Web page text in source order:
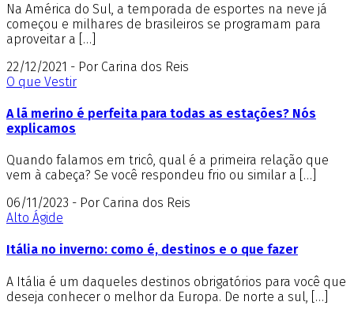
Na América do Sul, a temporada de esportes na neve já
começou e milhares de brasileiros se programam para
aproveitar a […]
22/12/2021 - Por Carina dos Reis
O que Vestir
A lã merino é perfeita para todas as estações? Nós
explicamos
Quando falamos em tricô, qual é a primeira relação que
vem à cabeça? Se você respondeu frio ou similar a […]
06/11/2023 - Por Carina dos Reis
Alto Ágide
Itália no inverno: como é, destinos e o que fazer
A Itália é um daqueles destinos obrigatórios para você que
deseja conhecer o melhor da Europa. De norte a sul, […]